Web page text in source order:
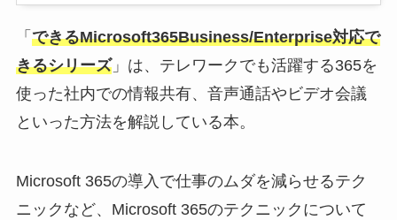
「 できるMicrosoft365Business/Enterprise対応で
きるシリーズ」は、テレワークでも活躍する365を
使った社内での情報共有、音声通話やビデオ会議
といった方法を解説している本。
Microsoft 365の導入で仕事のムダを減らせるテク
ニックなど、Microsoft 365のテクニックについて